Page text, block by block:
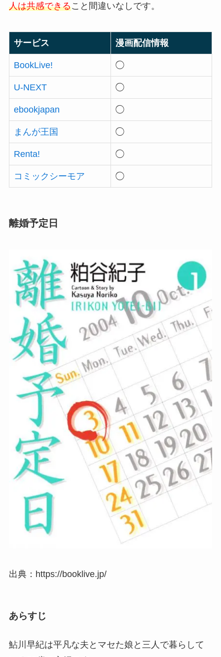
人は共感できること間違いなしです。
サービス 漫画配信情報
BookLive! ◯
U-NEXT ◯
ebookjapan ◯
まんが王国 ◯
Renta! ◯
コミックシーモア ◯
離婚予定日
出典：https://booklive.jp/
あらすじ
鮎川早紀は平凡な夫とマセた娘と三人で暮らして